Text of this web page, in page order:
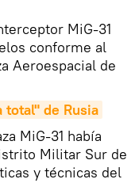
MiG-31
conforme al
Aeroespacial de
de Rusia
MiG-31 había
Militar Sur de
y técnicas del